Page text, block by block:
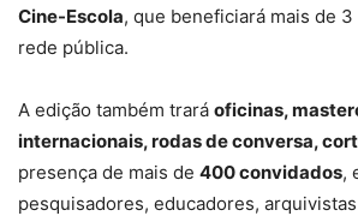
Cine-Escola, que beneficiará mais de
rede pública.
A edição também trará oficinas,
internacionais, rodas de conversa,
presença de mais de 400 convidados,
pesquisadores, educadores,